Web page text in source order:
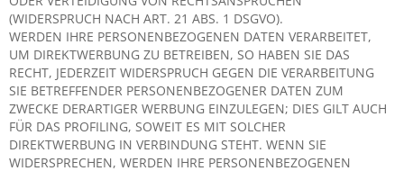
(WIDERSPRUCH NACH ART. 21 ABS. 1 DSGVO).
WERDEN IHRE PERSONENBEZOGENEN DATEN VERARBEITET,
UM DIREKTWERBUNG ZU BETREIBEN, SO HABEN SIE DAS
RECHT, JEDERZEIT WIDERSPRUCH GEGEN DIE VERARBEITUNG
SIE BETREFFENDER PERSONENBEZOGENER DATEN ZUM
ZWECKE DERARTIGER WERBUNG EINZULEGEN; DIES GILT AUCH
FÜR DAS PROFILING, SOWEIT ES MIT SOLCHER
DIREKTWERBUNG IN VERBINDUNG STEHT. WENN SIE
WIDERSPRECHEN, WERDEN IHRE PERSONENBEZOGENEN